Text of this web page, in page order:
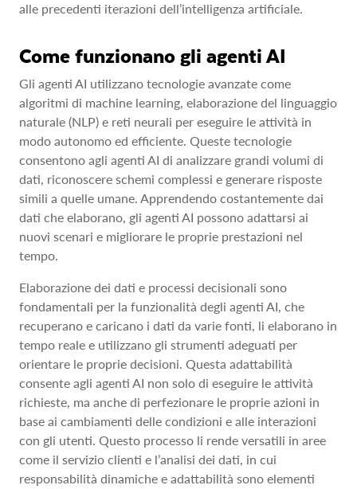
alle precedenti iterazioni dell’intelligenza artificiale.
Come funzionano gli agenti AI
Gli agenti AI utilizzano tecnologie avanzate come
algoritmi di machine learning, elaborazione del linguaggio
naturale (NLP) e reti neurali per eseguire le attività in
modo autonomo ed efficiente. Queste tecnologie
consentono agli agenti AI di analizzare grandi volumi di
dati, riconoscere schemi complessi e generare risposte
simili a quelle umane. Apprendendo costantemente dai
dati che elaborano, gli agenti AI possono adattarsi ai
nuovi scenari e migliorare le proprie prestazioni nel
tempo.
Elaborazione dei dati e processi decisionali sono
fondamentali per la funzionalità degli agenti AI, che
recuperano e caricano i dati da varie fonti, li elaborano in
tempo reale e utilizzano gli strumenti adeguati per
orientare le proprie decisioni. Questa adattabilità
consente agli agenti AI non solo di eseguire le attività
richieste, ma anche di perfezionare le proprie azioni in
base ai cambiamenti delle condizioni e alle interazioni
con gli utenti. Questo processo li rende versatili in aree
come il servizio clienti e l’analisi dei dati, in cui
responsabilità dinamiche e adattabilità sono elementi